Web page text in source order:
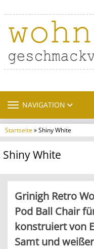
TOGGLE
NAVIGATION
Startseite» Shiny White
Shiny White
Grinigh Retro
Pod Ball Chair
konstruiert von
Samt und